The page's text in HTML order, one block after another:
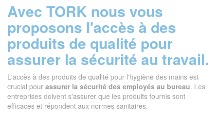
Avec TORK nous vous
proposons l'accès à des
produits de qualité pour
assurer la sécurité au travail.
L'accès à des produits de qualité pour l'hygiène des mains est
crucial pour assurer la sécurité des employés au bureau. Les
entreprises doivent s'assurer que les produits fournis sont
efficaces et répondent aux normes sanitaires.